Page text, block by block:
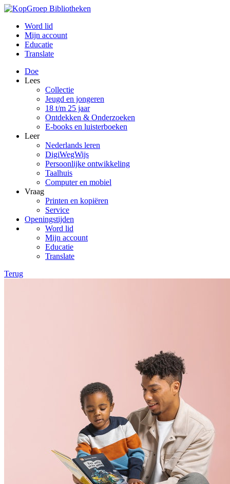
Word lid
Mijn account
Educatie
Translate
Doe
Lees
Collectie
Jeugd en jongeren
18 t/m 25 jaar
Ontdekken & Onderzoeken
E-books en luisterboeken
Leer
Nederlands leren
DigiWegWijs
Persoonlijke ontwikkeling
Taalhuis
Computer en mobiel
Vraag
Printen en kopiëren
Service
Openingstijden
Word lid
Mijn account
Educatie
Translate
Terug